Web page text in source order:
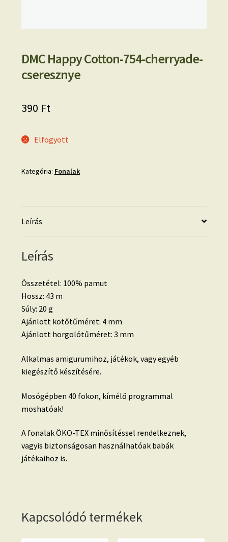
DMC Happy Cotton-754-cherryade-
cseresznye
390 Ft
Elfogyott
Kategória: Fonalak
Leírás
Leírás
Összetétel: 100% pamut
Hossz: 43 m
Súly: 20 g
Ajánlott kötőtűméret: 4 mm
Ajánlott horgolótűméret: 3 mm
Alkalmas amigurumihoz, játékok, vagy egyéb
kiegészítő készítésére.
Mosógépben 40 fokon, kímélő programmal
moshatóak!
A fonalak ÖKO-TEX minősítéssel rendelkeznek,
vagyis biztonságosan használhatóak babák
játékaihoz is.
Kapcsolódó termékek